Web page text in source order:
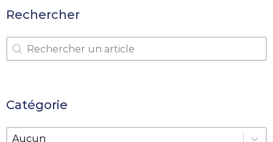
Rechercher
Rechercher
Rechercher
Catégorie
Catégorie
Catégorie